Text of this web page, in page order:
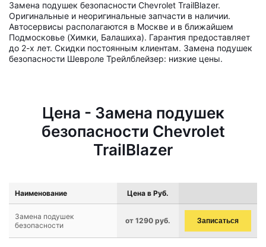
Замена подушек безопасности Chevrolet TrailBlazer.
Оригинальные и неоригинальные запчасти в наличии.
Автосервисы располагаются в Москве и в ближайшем
Подмосковье (Химки, Балашиха). Гарантия предоставляет
до 2-х лет. Скидки постоянным клиентам. Замена подушек
безопасности Шевроле Трейлблейзер: низкие цены.
Цена - Замена подушек
безопасности Chevrolet
TrailBlazer
Наименование Цена в Руб.
Замена подушек
безопасности
от 1290 руб. Записаться